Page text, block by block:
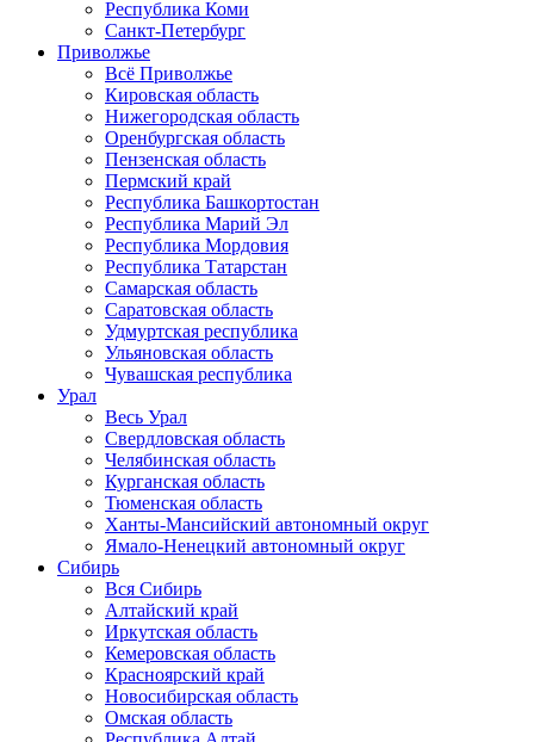
Республика Коми
Санкт-Петербург
Приволжье
Всё Приволжье
Кировская область
Нижегородская область
Оренбургская область
Пензенская область
Пермский край
Республика Башкортостан
Республика Марий Эл
Республика Мордовия
Республика Татарстан
Самарская область
Саратовская область
Удмуртская республика
Ульяновская область
Чувашская республика
Урал
Весь Урал
Свердловская область
Челябинская область
Курганская область
Тюменская область
Ханты-Мансийский автономный округ
Ямало-Ненецкий автономный округ
Сибирь
Вся Сибирь
Алтайский край
Иркутская область
Кемеровская область
Красноярский край
Новосибирская область
Омская область